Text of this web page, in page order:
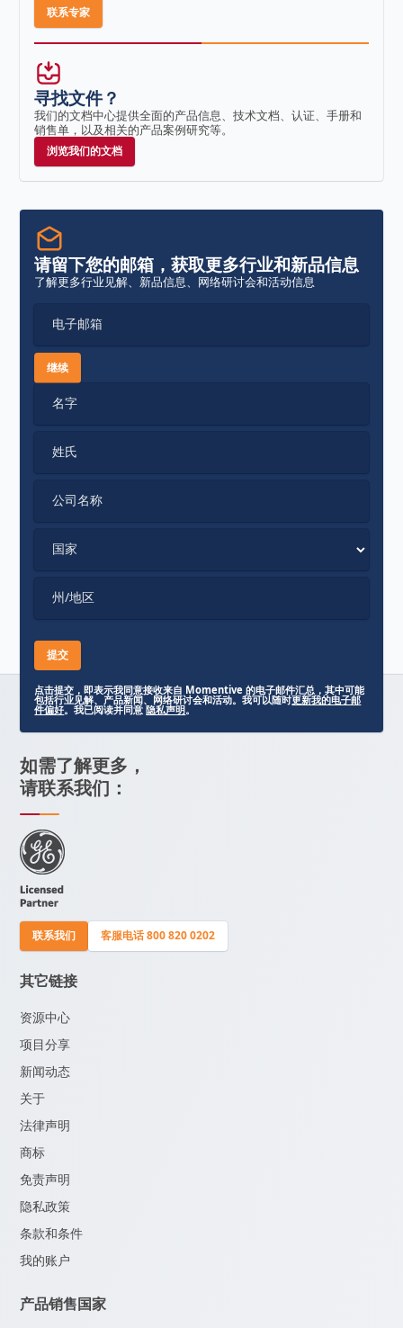
联系专家
寻找文件？
我们的文档中心提供全面的产品信息、技术文档、认证、手册和
销售单，以及相关的产品案例研究等。
浏览我们的文档
请留下您的邮箱，获取更多行业和新品信息
了解更多行业见解、新品信息、网络研讨会和活动信息
电子邮箱
继续
名字
姓氏
公司名称
国家
州/地区
点击提交，即表示我同意接收来自 Momentive 的电子邮件汇总，其中可能
包括行业见解、产品新闻、网络研讨会和活动。我可以随时更新我的电子邮
件偏好。我已阅读并同意隐私声明。
如需了解更多，
请联系我们：
联系我们 客服电话 800 820 0202
其它链接
资源中心
项目分享
新闻动态
关于
法律声明
商标
免责声明
隐私政策
条款和条件
我的账户
产品销售国家